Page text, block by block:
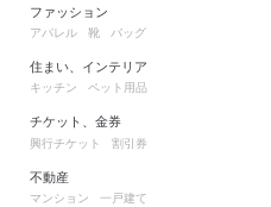
ファッション
アパレル 靴 バッグ
住まい、インテリア
キッチン ペット用品
チケット、金券
興行チケット 割引券
不動産
マンション 一戸建て